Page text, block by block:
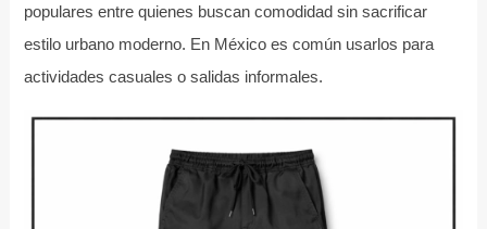
populares entre quienes buscan comodidad sin sacrificar
estilo urbano moderno. En México es común usarlos para
actividades casuales o salidas informales.